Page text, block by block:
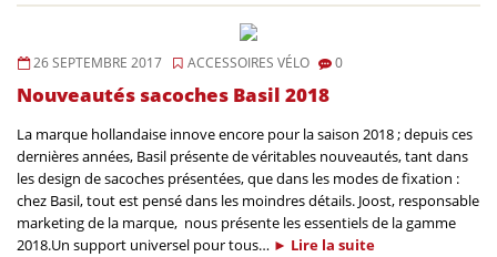
26 SEPTEMBRE 2017 ACCESSOIRES VÉLO 0
Nouveautés sacoches Basil 2018
La marque hollandaise innove encore pour la saison 2018 ; depuis ces
dernières années, Basil présente de véritables nouveautés, tant dans
les design de sacoches présentées, que dans les modes de fixation :
chez Basil, tout est pensé dans les moindres détails. Joost, responsable
marketing de la marque, nous présente les essentiels de la gamme
2018.Un support universel pour tous… ► Lire la suite